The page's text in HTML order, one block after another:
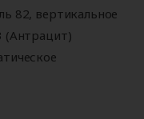
82, вертикальное
(Антрацит)